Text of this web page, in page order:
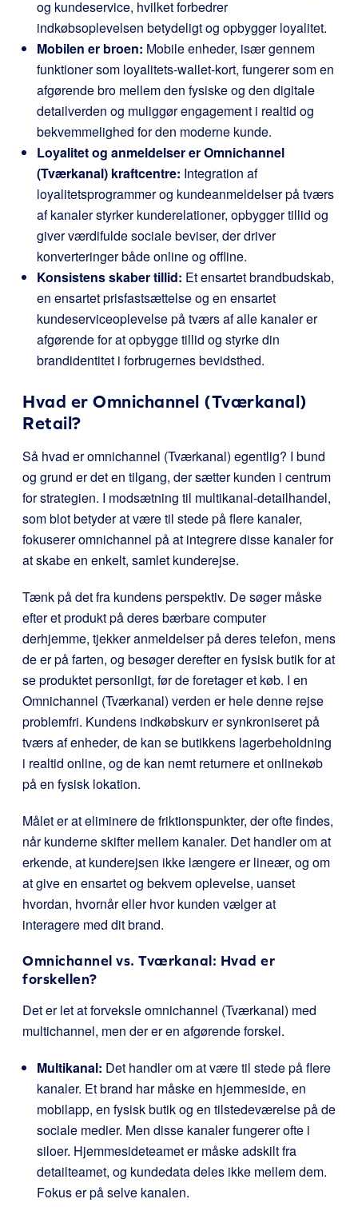
og kundeservice, hvilket forbedrer
indkøbsoplevelsen betydeligt og opbygger loyalitet.
Mobilen er broen: Mobile enheder, især gennem
funktioner som loyalitets-wallet-kort, fungerer som en
afgørende bro mellem den fysiske og den digitale
detailverden og muliggør engagement i realtid og
bekvemmelighed for den moderne kunde.
Loyalitet og anmeldelser er Omnichannel
(Tværkanal) kraftcentre: Integration af
loyalitetsprogrammer og kundeanmeldelser på tværs
af kanaler styrker kunderelationer, opbygger tillid og
giver værdifulde sociale beviser, der driver
konverteringer både online og offline.
Konsistens skaber tillid: Et ensartet brandbudskab,
en ensartet prisfastsættelse og en ensartet
kundeserviceoplevelse på tværs af alle kanaler er
afgørende for at opbygge tillid og styrke din
brandidentitet i forbrugernes bevidsthed.
Hvad er Omnichannel (Tværkanal)
Retail?
Så hvad er omnichannel (Tværkanal) egentlig? I bund
og grund er det en tilgang, der sætter kunden i centrum
for strategien. I modsætning til multikanal-detailhandel,
som blot betyder at være til stede på flere kanaler,
fokuserer omnichannel på at integrere disse kanaler for
at skabe en enkelt, samlet kunderejse.
Tænk på det fra kundens perspektiv. De søger måske
efter et produkt på deres bærbare computer
derhjemme, tjekker anmeldelser på deres telefon, mens
de er på farten, og besøger derefter en fysisk butik for at
se produktet personligt, før de foretager et køb. I en
Omnichannel (Tværkanal) verden er hele denne rejse
problemfri. Kundens indkøbskurv er synkroniseret på
tværs af enheder, de kan se butikkens lagerbeholdning
i realtid online, og de kan nemt returnere et onlinekøb
på en fysisk lokation.
Målet er at eliminere de friktionspunkter, der ofte findes,
når kunderne skifter mellem kanaler. Det handler om at
erkende, at kunderejsen ikke længere er lineær, og om
at give en ensartet og bekvem oplevelse, uanset
hvordan, hvornår eller hvor kunden vælger at
interagere med dit brand.
Omnichannel vs. Tværkanal: Hvad er
forskellen?
Det er let at forveksle omnichannel (Tværkanal) med
multichannel, men der er en afgørende forskel.
Multikanal: Det handler om at være til stede på flere
kanaler. Et brand har måske en hjemmeside, en
mobilapp, en fysisk butik og en tilstedeværelse på de
sociale medier. Men disse kanaler fungerer ofte i
siloer. Hjemmesideteamet er måske adskilt fra
detailteamet, og kundedata deles ikke mellem dem.
Fokus er på selve kanalen.